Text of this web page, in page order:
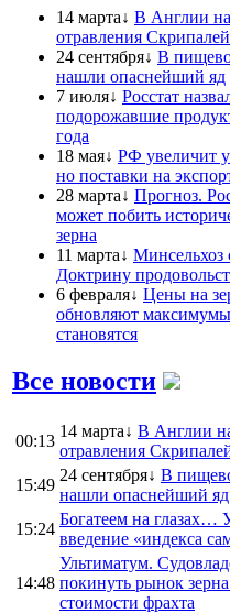
14 марта↓ В Англии
отравления Скрипалей
24 сентября↓ В
нашли опаснейший яд
7 июля↓ Росстат
подорожавшие
года
18 мая↓ РФ увеличит
но поставки на
28 марта↓ Прогноз.
может побить
зерна
11 марта↓ Минсельхоз
Доктрину
6 февраля↓ Цены на
обновляют
становятся
Все новости
00:13
14 марта↓ В Англии
отравления
15:49
24 сентября↓ В
нашли опаснейший яд
15:24
Богатеем на глазах…
введение «индекса
14:48
Ультиматум.
покинуть рынок зерна
стоимости фрахта